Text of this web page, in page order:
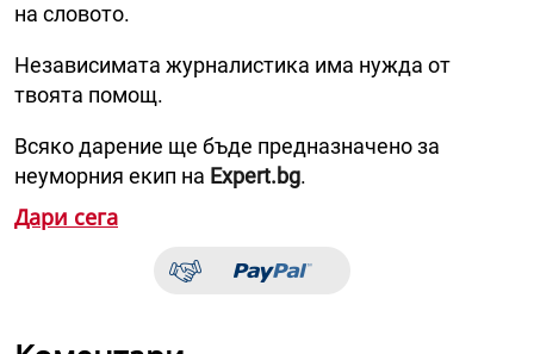
на словото.
Независимата журналистика има нужда от
твоята помощ.
Всяко дарение ще бъде предназначено за
неуморния екип на Expert.bg.
Дари сега